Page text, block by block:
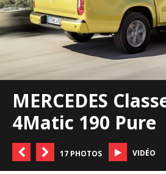
MERCEDES
4Matic 190 Pure
17 PHOTOS VIDÉO